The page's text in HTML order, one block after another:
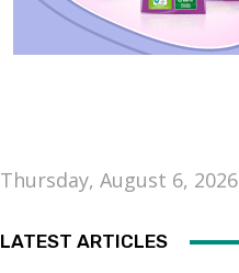
Thursday, August 6, 2026
LATEST ARTICLES